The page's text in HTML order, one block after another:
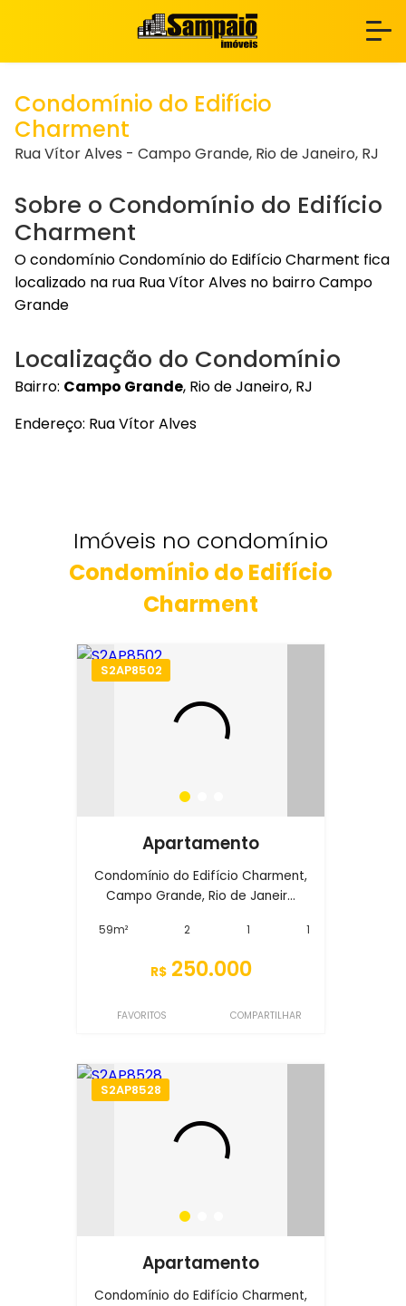
Condomínio do Edifício
Charment
Rua Vítor Alves - Campo Grande, Rio de Janeiro, RJ
Sobre o Condomínio do Edifício
Charment
O condomínio Condomínio do Edifício Charment fica
localizado na rua Rua Vítor Alves no bairro Campo
Grande
Localização do Condomínio
Bairro: Campo Grande, Rio de Janeiro, RJ
Endereço: Rua Vítor Alves
Imóveis no condomínio
Condomínio do Edifício
Charment
S2AP8502
Apartamento
Condomínio do Edifício Charment,
Campo Grande, Rio de Janeir...
59m² 2 1 1
R$ 250.000
FAVORITOS COMPARTILHAR
S2AP8528
Apartamento
Condomínio do Edifício Charment,